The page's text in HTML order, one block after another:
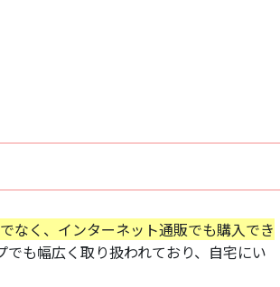
なく、インターネット通販でも購入でき
も幅広く取り扱われており、自宅にい